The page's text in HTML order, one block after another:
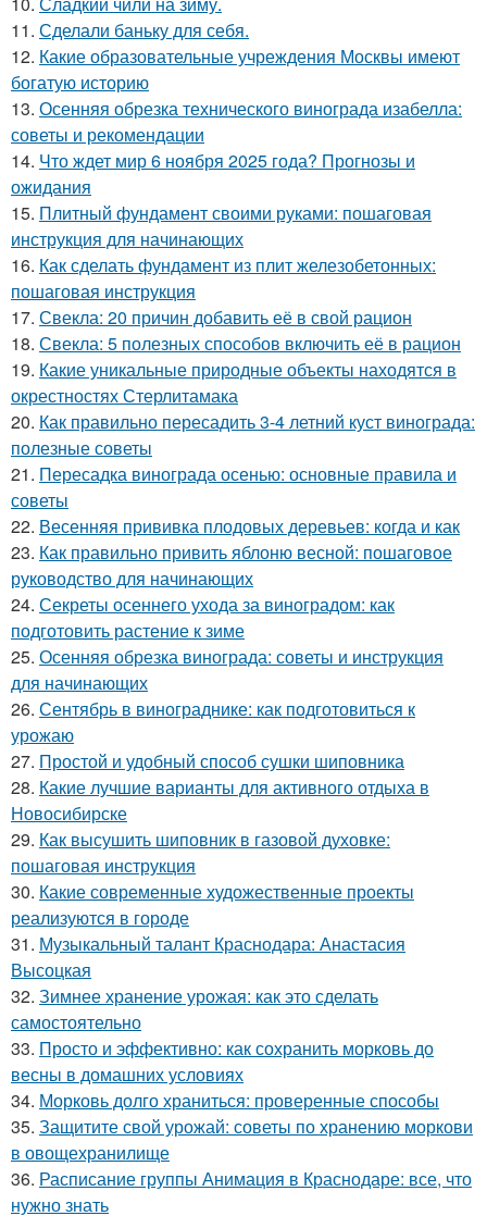
11. Сделали баньку для себя.
12. Какие образовательные учреждения Москвы имеют
богатую историю
13. Осенняя обрезка технического винограда изабелла:
советы и рекомендации
14. Что ждет мир 6 ноября 2025 года? Прогнозы и
ожидания
15. Плитный фундамент своими руками: пошаговая
инструкция для начинающих
16. Как сделать фундамент из плит железобетонных:
пошаговая инструкция
17. Свекла: 20 причин добавить её в свой рацион
18. Свекла: 5 полезных способов включить её в рацион
19. Какие уникальные природные объекты находятся в
окрестностях Стерлитамака
20. Как правильно пересадить 3-4 летний куст винограда:
полезные советы
21. Пересадка винограда осенью: основные правила и
советы
22. Весенняя прививка плодовых деревьев: когда и как
23. Как правильно привить яблоню весной: пошаговое
руководство для начинающих
24. Секреты осеннего ухода за виноградом: как
подготовить растение к зиме
25. Осенняя обрезка винограда: советы и инструкция
для начинающих
26. Сентябрь в винограднике: как подготовиться к
урожаю
27. Простой и удобный способ сушки шиповника
28. Какие лучшие варианты для активного отдыха в
Новосибирске
29. Как высушить шиповник в газовой духовке:
пошаговая инструкция
30. Какие современные художественные проекты
реализуются в городе
31. Музыкальный талант Краснодара: Анастасия
Высоцкая
32. Зимнее хранение урожая: как это сделать
самостоятельно
33. Просто и эффективно: как сохранить морковь до
весны в домашних условиях
34. Морковь долго храниться: проверенные способы
35. Защитите свой урожай: советы по хранению моркови
в овощехранилище
36. Расписание группы Анимация в Краснодаре: все, что
нужно знать